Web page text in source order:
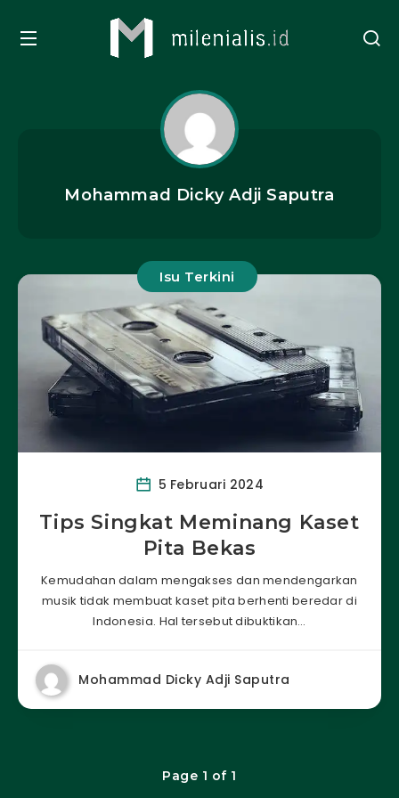
Mohammad Dicky Adji Saputra
Isu Terkini
5 Februari 2024
Tips Singkat Meminang Kaset
Pita Bekas
Kemudahan dalam mengakses dan mendengarkan
musik tidak membuat kaset pita berhenti beredar di
Indonesia. Hal tersebut dibuktikan…
Mohammad Dicky Adji Saputra
Page 1 of 1